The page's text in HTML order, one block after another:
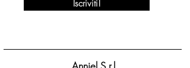
Iscriviti!